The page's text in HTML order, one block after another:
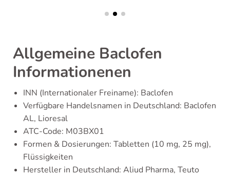
Allgemeine Baclofen
Informationenen
INN (Internationaler Freiname): Baclofen
Verfügbare Handelsnamen in Deutschland: Baclofen
AL, Lioresal
ATC-Code: M03BX01
Formen & Dosierungen: Tabletten (10 mg, 25 mg),
Flüssigkeiten
Hersteller in Deutschland: Aliud Pharma, Teuto